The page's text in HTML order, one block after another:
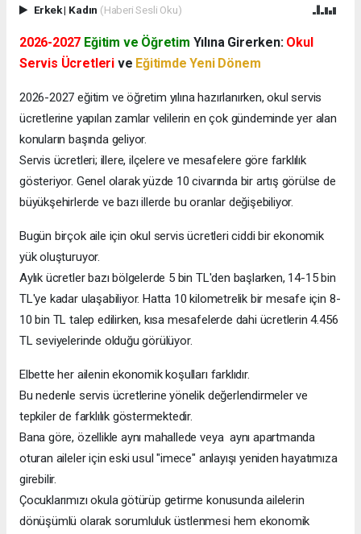
Erkek| Kadın (Haberi Sesli Oku)
2026-2027 Eğitim ve Öğretim Yılına Girerken: Okul
Servis Ücretleri ve Eğitimde Yeni Dönem
2026-2027 eğitim ve öğretim yılına hazırlanırken, okul servis
ücretlerine yapılan zamlar velilerin en çok gündeminde yer alan
konuların başında geliyor.
Servis ücretleri; illere, ilçelere ve mesafelere göre farklılık
gösteriyor. Genel olarak yüzde 10 civarında bir artış görülse de
büyükşehirlerde ve bazı illerde bu oranlar değişebiliyor.
Bugün birçok aile için okul servis ücretleri ciddi bir ekonomik
yük oluşturuyor.
Aylık ücretler bazı bölgelerde 5 bin TL'den başlarken, 14-15 bin
TL'ye kadar ulaşabiliyor. Hatta 10 kilometrelik bir mesafe için 8-
10 bin TL talep edilirken, kısa mesafelerde dahi ücretlerin 4.456
TL seviyelerinde olduğu görülüyor.
Elbette her ailenin ekonomik koşulları farklıdır.
Bu nedenle servis ücretlerine yönelik değerlendirmeler ve
tepkiler de farklılık göstermektedir.
Bana göre, özellikle aynı mahallede veya aynı apartmanda
oturan aileler için eski usul "imece" anlayışı yeniden hayatımıza
girebilir.
Çocuklarımızı okula götürüp getirme konusunda ailelerin
dönüşümlü olarak sorumluluk üstlenmesi hem ekonomik